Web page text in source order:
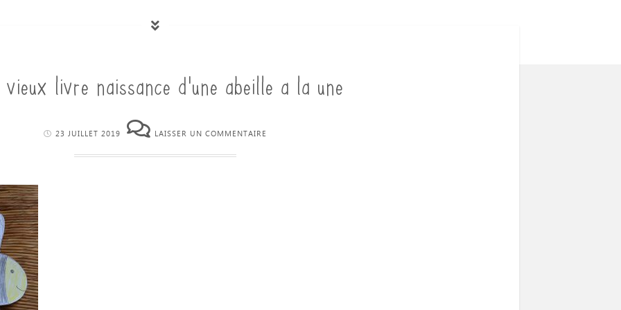
livre naissance d’une abeille a la une
23 JUILLET 2019 LAISSER UN COMMENTAIRE